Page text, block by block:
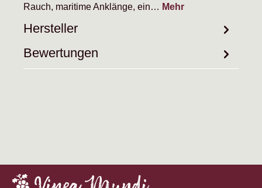
Rauch, maritime Anklänge, ein… Mehr
Hersteller
Bewertungen